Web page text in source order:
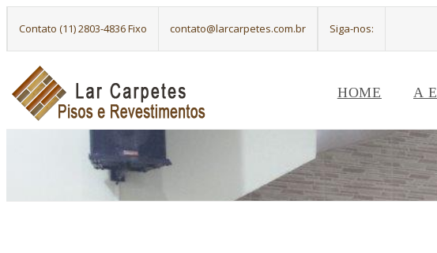
Contato (11) 2803-4836 Fixo contato@larcarpetes.com.br Siga-nos:
HOME A